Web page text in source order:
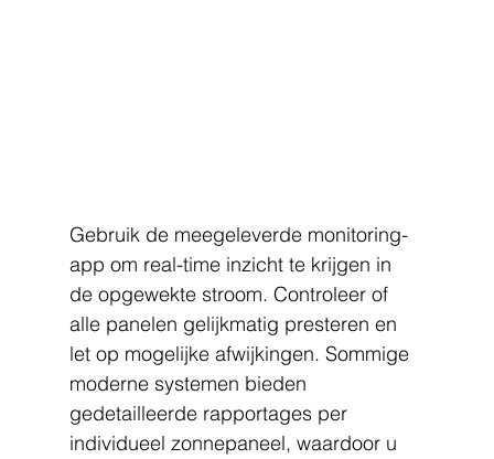
Gebruik de meegeleverde monitoring-
app om real-time inzicht te krijgen in
de opgewekte stroom. Controleer of
alle panelen gelijkmatig presteren en
let op mogelijke afwijkingen. Sommige
moderne systemen bieden
gedetailleerde rapportages per
individueel zonnepaneel, waardoor u